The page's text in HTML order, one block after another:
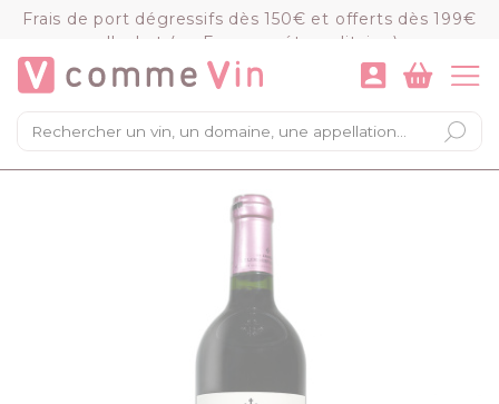
Frais de port dégressifs dès 150€ et offerts dès 199€
d'achat (en France métropolitaine)
×
Mon panier
Chargement du panier...
VOIR LE PANIER COMMANDER
Panneau de gestion des cookies